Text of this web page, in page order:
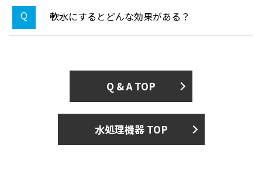
軟水にするとどんな効果がある？
Q & A TOP
水処理機器 TOP